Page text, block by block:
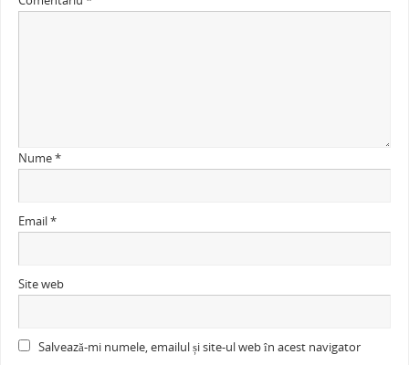
Nume*
Email*
Site web
Salvează-mi numele, emailul și site-ul web în acest navigator